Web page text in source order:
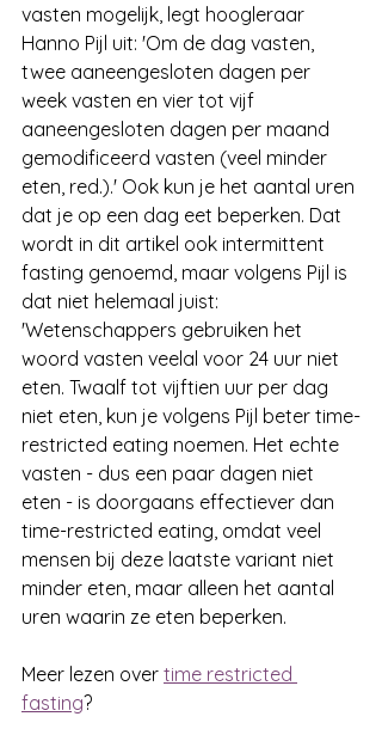
vasten mogelijk, legt hoogleraar
Hanno Pijl uit: 'Om de dag vasten,
twee aaneengesloten dagen per
week vasten en vier tot vijf
aaneengesloten dagen per maand
gemodificeerd vasten (veel minder
eten, red.).' Ook kun je het aantal uren
dat je op een dag eet beperken. Dat
wordt in dit artikel ook intermittent
fasting genoemd, maar volgens Pijl is
dat niet helemaal juist:
'Wetenschappers gebruiken het
woord vasten veelal voor 24 uur niet
eten. Twaalf tot vijftien uur per dag
niet eten, kun je volgens Pijl beter time-
restricted eating noemen. Het echte
vasten - dus een paar dagen niet
eten - is doorgaans effectiever dan
time-restricted eating, omdat veel
mensen bij deze laatste variant niet
minder eten, maar alleen het aantal
uren waarin ze eten beperken.
Meer lezen over time restricted
fasting?